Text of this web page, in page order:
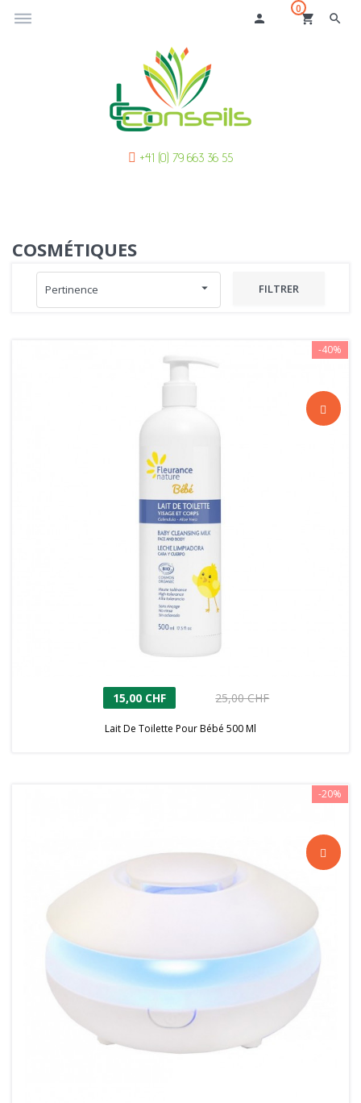
dehaze search
shopping_cart
0
person
+41 (0) 79 663 36 55
COSMÉTIQUES
Pertinence arrow_drop_down FILTRER
-40%
15,00 CHF 25,00 CHF
Lait De Toilette Pour Bébé 500 Ml
-20%